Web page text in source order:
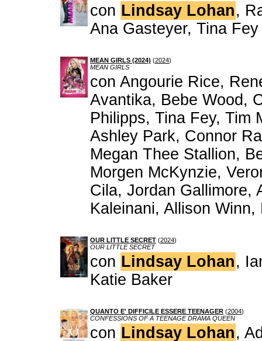
con Lindsay Lohan,
Ana Gasteyer, Tina Fey
MEAN GIRLS (2024) (2024)
MEAN GIRLS
con Angourie Rice,
Avantika, Bebe Wood,
Philipps, Tina Fey, Tim
Ashley Park, Connor
Megan Thee Stallion,
Morgen McKynzie,
Cila, Jordan Gallimore,
Kaleinani, Allison
OUR LITTLE SECRET (2024)
OUR LITTLE SECRET
con Lindsay Lohan,
Katie Baker
QUANTO E' DIFFICILE ESSERE TEENAGER (2004)
CONFESSIONS OF A TEENAGE DRAMA QUEEN
con Lindsay Lohan,